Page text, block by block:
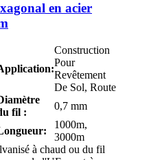
en acier
Construction
Pour
Revêtement
De Sol, Route
fil :
0,7 mm
1000m,
3000m
à chaud ou du fil